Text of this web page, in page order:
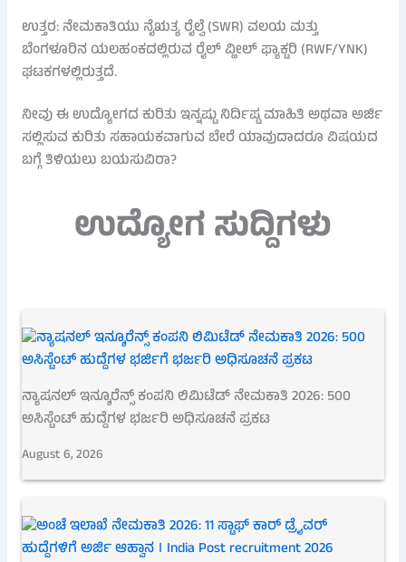
ಉತ್ತರ: ನೇಮಕಾತಿಯು ನೈಋತ್ಯ ರೈಲ್ವೆ (SWR) ವಲಯ ಮತ್ತು
ಬೆಂಗಳೂರಿನ ಯಲಹಂಕದಲ್ಲಿರುವ ರೈಲ್ ವ್ಹೀಲ್ ಫ್ಯಾಕ್ಟರಿ (RWF/YNK)
ಘಟಕಗಳಲ್ಲಿರುತ್ತದೆ.
ನೀವು ಈ ಉದ್ಯೋಗದ ಕುರಿತು ಇನ್ನಷ್ಟು ನಿರ್ದಿಷ್ಟ ಮಾಹಿತಿ ಅಥವಾ ಅರ್ಜಿ
ಸಲ್ಲಿಸುವ ಕುರಿತು ಸಹಾಯಕವಾಗುವ ಬೇರೆ ಯಾವುದಾದರೂ ವಿಷಯದ
ಬಗ್ಗೆ ತಿಳಿಯಲು ಬಯಸುವಿರಾ?
ಉದ್ಯೋಗ ಸುದ್ದಿಗಳು
ನ್ಯಾಷನಲ್ ಇನ್ಶೂರೆನ್ಸ್ ಕಂಪನಿ ಲಿಮಿಟೆಡ್ ನೇಮಕಾತಿ 2026: 500
ಅಸಿಸ್ಟೆಂಟ್ ಹುದ್ದೆಗಳ ಭರ್ಜರಿ ಅಧಿಸೂಚನೆ ಪ್ರಕಟ
August 6, 2026